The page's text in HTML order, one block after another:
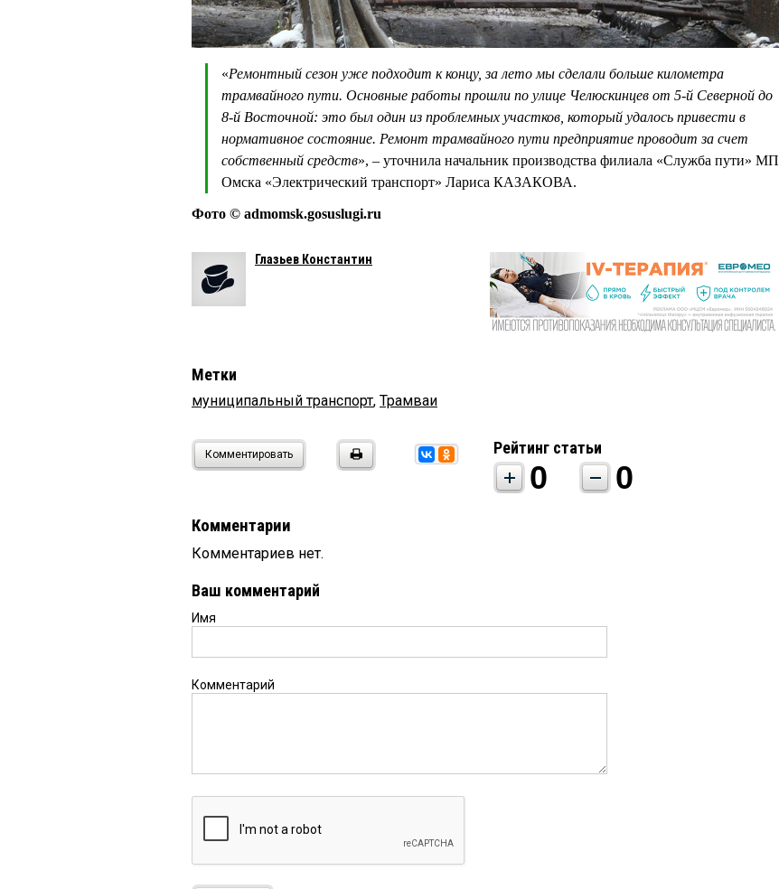
«Ремонтный сезон уже подходит к концу, за лето мы сделали больше километра
трамвайного пути. Основные работы прошли по улице Челюскинцев от 5-й Северной до
8-й Восточной: это был один из проблемных участков, который удалось привести в
нормативное состояние. Ремонт трамвайного пути предприятие проводит за счет
собственный средств», – уточнила начальник производства филиала «Служба пути» МП
Омска «Электрический транспорт» Лариса КАЗАКОВА.
Фото © admomsk.gosuslugi.ru
Глазьев Константин
Метки
муниципальный транспорт, Трамваи
Комментировать Рейтинг статьи
0 0
Комментарии
Комментариев нет.
Ваш комментарий
Имя
Комментарий